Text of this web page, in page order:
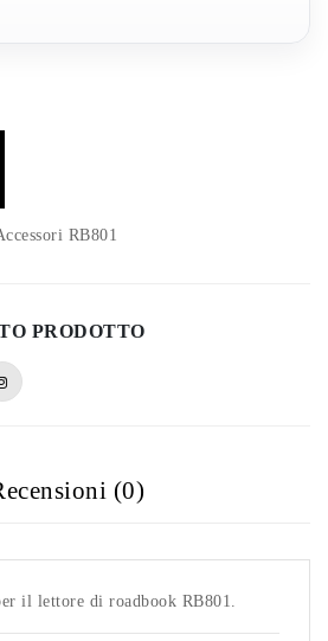
RB801
PRODOTTO
(0)
il lettore di roadbook RB801.